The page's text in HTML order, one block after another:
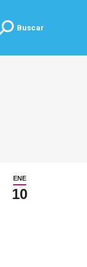
Buscar:Buscar
ENE
10